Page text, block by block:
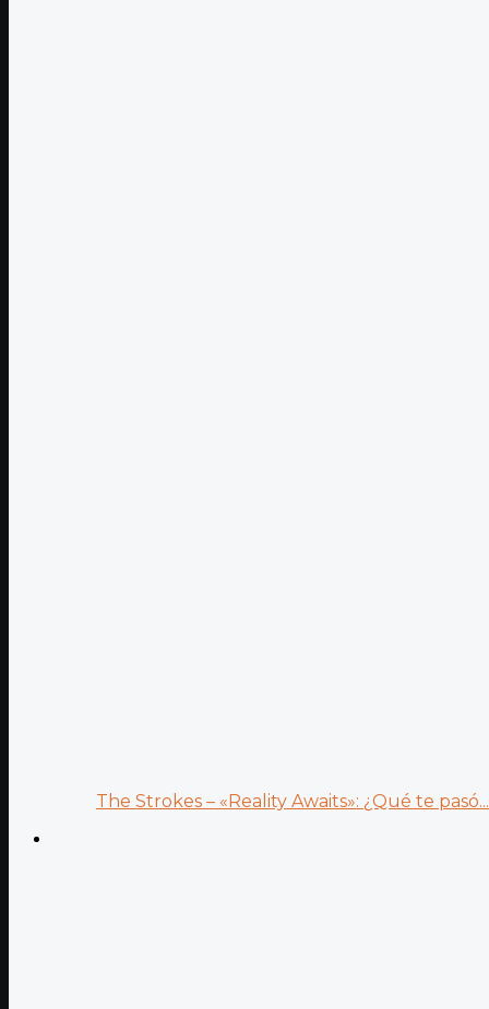
The Strokes – «Reality Awaits»: ¿Qué te pasó...